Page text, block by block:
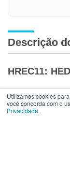
Utilizamos cookies
você concorda com o
Privacidade.
Descrição
HREC11:
HEDGE
INVESTIMENTO
rentabilidade de